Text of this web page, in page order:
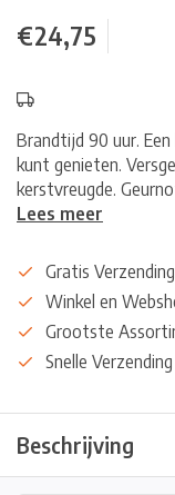
€24,75
Brandtijd 90 uur.
kunt genieten.
kerstvreugde.
Lees meer
Gratis
Winkel en
Grootste
Snelle Verzending
Beschrijving